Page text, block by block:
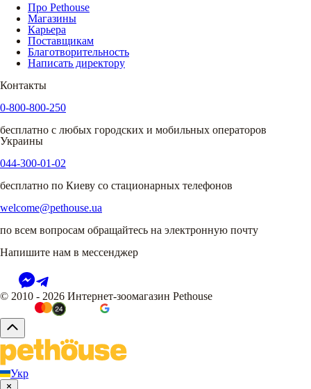
Про Pethouse
Магазины
Карьера
Поставщикам
Благотворительность
Написать директору
Контакты
0-800-800-250
бесплатно с любых городских и мобильных операторов
Украины
044-300-01-02
бесплатно по Киеву со стационарных телефонов
welcome@pethouse.ua
по всем вопросам обращайтесь на электронную почту
Напишите нам в мессенджер
© 2010 - 2026 Интернет-зоомагазин Pethouse
Укр